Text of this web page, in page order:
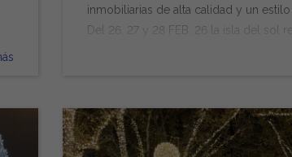
inmobiliarias de alta calidad y un
Del 26, 27 y 28 FEB. 26 la isla del sol
mundo del sector inmobiliario y de
inversores, diseñadores hasta
comprar o reformar una casa o finca
como punto caliente del sector